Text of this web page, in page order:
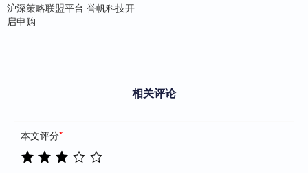
沪深策略联盟平台 誉帆科技开
启申购
相关评论
本文评分*